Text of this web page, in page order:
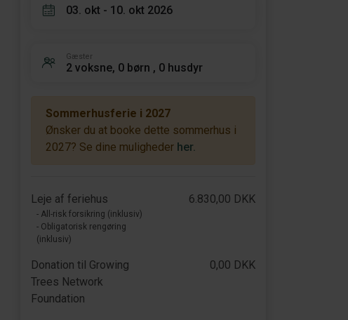
03. okt - 10. okt 2026
Gæster
2 voksne, 0 børn , 0 husdyr
Sommerhusferie i 2027
Ønsker du at booke dette sommerhus i
2027? Se dine muligheder her.
Leje af feriehus
- All-risk forsikring (inklusiv)
- Obligatorisk rengøring
(inklusiv)
6.830,00 DKK
Donation til Growing
Trees Network
Foundation
0,00 DKK